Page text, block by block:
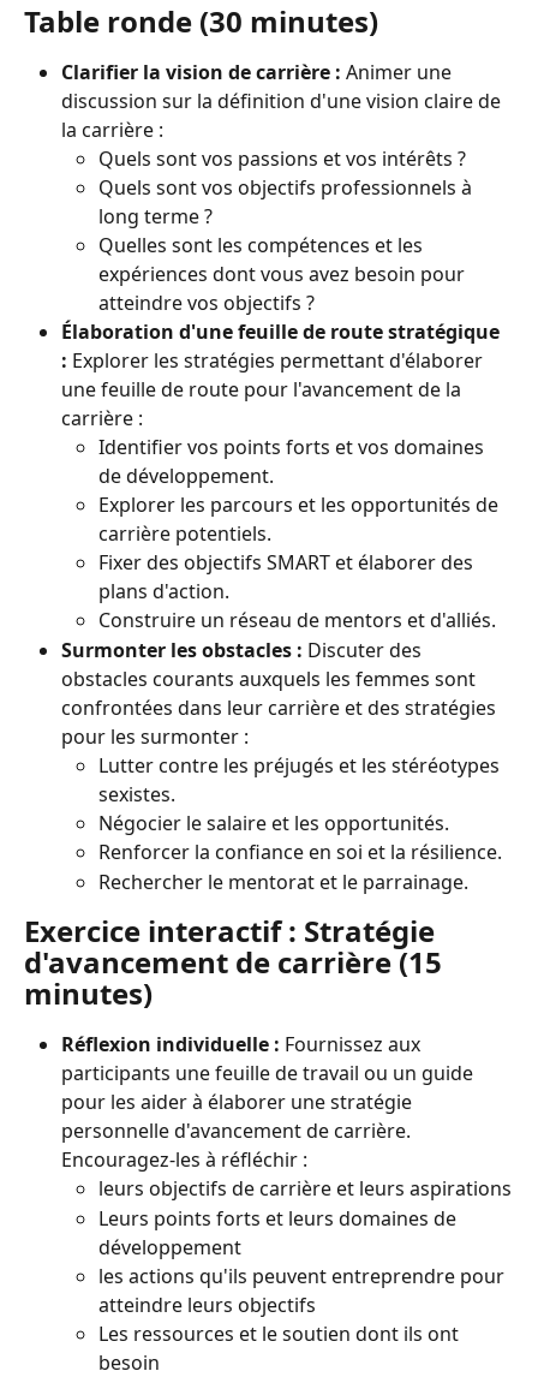
Table ronde (30 minutes)
Clarifier la vision de carrière : Animer une
discussion sur la définition d'une vision claire de
la carrière :
Quels sont vos passions et vos intérêts ?
Quels sont vos objectifs professionnels à
long terme ?
Quelles sont les compétences et les
expériences dont vous avez besoin pour
atteindre vos objectifs ?
Élaboration d'une feuille de route stratégique
: Explorer les stratégies permettant d'élaborer
une feuille de route pour l'avancement de la
carrière :
Identifier vos points forts et vos domaines
de développement.
Explorer les parcours et les opportunités de
carrière potentiels.
Fixer des objectifs SMART et élaborer des
plans d'action.
Construire un réseau de mentors et d'alliés.
Surmonter les obstacles : Discuter des
obstacles courants auxquels les femmes sont
confrontées dans leur carrière et des stratégies
pour les surmonter :
Lutter contre les préjugés et les stéréotypes
sexistes.
Négocier le salaire et les opportunités.
Renforcer la confiance en soi et la résilience.
Rechercher le mentorat et le parrainage.
Exercice interactif : Stratégie
d'avancement de carrière (15
minutes)
Réflexion individuelle : Fournissez aux
participants une feuille de travail ou un guide
pour les aider à élaborer une stratégie
personnelle d'avancement de carrière.
Encouragez-les à réfléchir :
leurs objectifs de carrière et leurs aspirations
Leurs points forts et leurs domaines de
développement
les actions qu'ils peuvent entreprendre pour
atteindre leurs objectifs
Les ressources et le soutien dont ils ont
besoin